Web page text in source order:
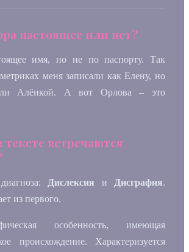
настоящее или нет?
имя, но не по паспорту. Так
меня записали как Елену, но
Алёнкой. А вот Орлова – это
тексте встречаются
Дислексия иДисграфия.
из первого.
особенность, имеющая
происхождение. Характеризуется